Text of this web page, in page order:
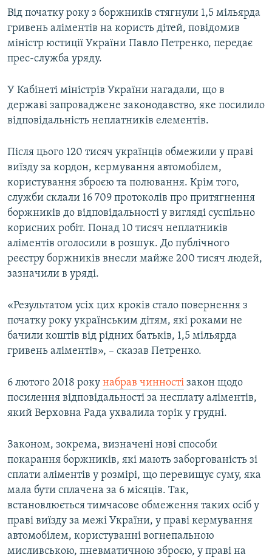
РУС
УКР
КТАТ
ДОЛУЧАЙСЯ!
Усі сайти RFE/RL
Від початку року з боржників стягнули 1,5 мільярда
гривень аліментів на користь дітей, повідомив
міністр юстиції України Павло Петренко, передає
прес-служба уряду.
У Кабінеті міністрів України нагадали, що в
державі запроваджене законодавство, яке посилило
відповідальність неплатників елементів.
Після цього 120 тисяч українців обмежили у праві
виїзду за кордон, кермування автомобілем,
користування зброєю та полювання. Крім того,
служби склали 16 709 протоколів про притягнення
боржників до відповідальності у вигляді суспільно
корисних робіт. Понад 10 тисяч неплатників
аліментів оголосили в розшук. До публічного
реєстру боржників внесли майже 200 тисяч людей,
зазначили в уряді.
«Результатом усіх цих кроків стало повернення з
початку року українським дітям, які роками не
бачили коштів від рідних батьків, 1,5 мільярда
гривень аліментів», – сказав Петренко.
6 лютого 2018 року набрав чинності закон щодо
посилення відповідальності за несплату аліментів,
який Верховна Рада ухвалила торік у грудні.
Законом, зокрема, визначені нові способи
покарання боржників, які мають заборгованість зі
сплати аліментів у розмірі, що перевищує суму, яка
мала бути сплачена за 6 місяців. Так,
встановлюється тимчасове обмеження таких осіб у
праві виїзду за межі України, у праві кермування
автомобілем, користуванні вогнепальною
мисливською, пневматичною зброєю, у праві на